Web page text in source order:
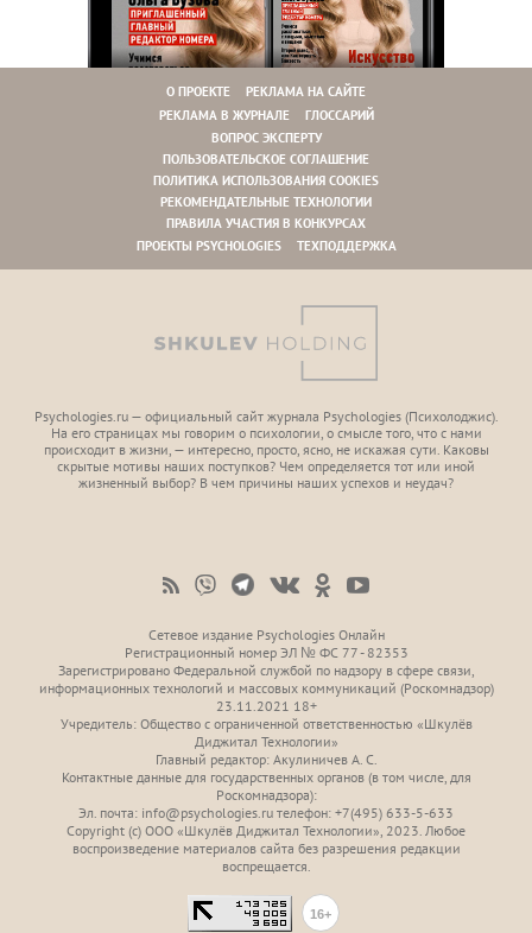
О ПРОЕКТЕ
РЕКЛАМА НА САЙТЕ
РЕКЛАМА В ЖУРНАЛЕ
ГЛОССАРИЙ
ВОПРОС ЭКСПЕРТУ
ПОЛЬЗОВАТЕЛЬСКОЕ СОГЛАШЕНИЕ
ПОЛИТИКА ИСПОЛЬЗОВАНИЯ COOKIES
РЕКОМЕНДАТЕЛЬНЫЕ ТЕХНОЛОГИИ
ПРАВИЛА УЧАСТИЯ В КОНКУРСАХ
ПРОЕКТЫ PSYCHOLOGIES
ТЕХПОДДЕРЖКА
Psychologies.ru — официальный сайт журнала Psychologies (Психoлоджиc).
На его страницах мы говорим о психологии, о смысле того, что с нами
происходит в жизни, — интересно, просто, ясно, не искажая сути. Каковы
скрытые мотивы наших поступков? Чем определяется тот или иной
жизненный выбор? В чем причины наших успехов и неудач?
Сетевое издание Psychologies Онлайн
Регистрационный номер ЭЛ № ФС 77 - 82353
Зарегистрировано Федеральной службой по надзору в сфере связи,
информационных технологий и массовых коммуникаций (Роскомнадзор)
23.11.2021 18+
Учредитель: Общество с ограниченной ответственностью «Шкулёв
Диджитал Технологии»
Главный редактор: Акулиничев А. С.
Контактные данные для государственных органов (в том числе, для
Роскомнадзора):
Эл. почта: info@psychologies.ru телефон: +7(495) 633-5-633
Copyright (с) ООО «Шкулёв Диджитал Технологии», 2023. Любое
воспроизведение материалов сайта без разрешения редакции
воспрещается.
16+